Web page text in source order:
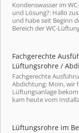
Kondenswasser im
und Lösung?: Hallo
und habe seit Beginn
Bereich der WC-
Fachgerechte
Lüftungsrohre /
Fachgerechte
Abdichtung: Moin, wir
Lüftungsanlage
kam heute vom
Lüftungsrohre im